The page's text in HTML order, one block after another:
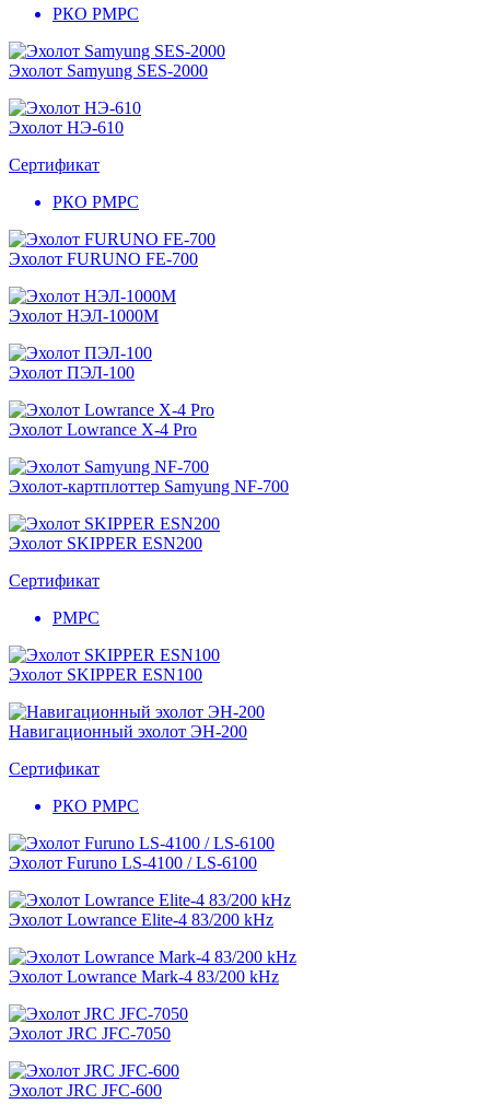
РКО РМРС
Эхолот Samyung SES-2000
Эхолот НЭ-610
Сертификат
РКО РМРС
Эхолот FURUNO FE-700
Эхолот НЭЛ-1000М
Эхолот ПЭЛ-100
Эхолот Lowrance X-4 Pro
Эхолот-картплоттер Samyung NF-700
Эхолот SKIPPER ESN200
Сертификат
РМРС
Эхолот SKIPPER ESN100
Навигационный эхолот ЭН-200
Сертификат
РКО РМРС
Эхолот Furuno LS-4100 / LS-6100
Эхолот Lowrance Elite-4 83/200 kHz
Эхолот Lowrance Mark-4 83/200 kHz
Эхолот JRC JFC-7050
Эхолот JRC JFC-600